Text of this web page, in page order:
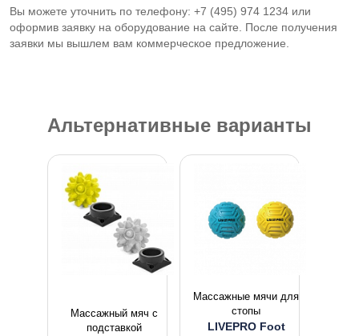
Вы можете уточнить по телефону: +7 (495) 974 1234 или
оформив заявку на оборудование на сайте. После получения
заявки мы вышлем вам коммерческое предложение.
Альтернативные варианты
Массажный мяч с
подставкой
Массажные мячи для
стопы
LIVEPRO Foot